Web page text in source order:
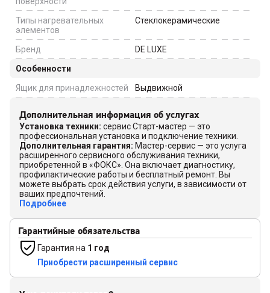
Типы нагревательных
элементов
Стеклокерамические
Бренд
DE LUXE
Особенности
Ящик для принадлежностей
Выдвижной
Дополнительная информация об услугах
Установка техники: сервис Старт-мастер — это
профессиональная установка и подключение техники.
Дополнительная гарантия: Мастер-сервис — это услуга
расширенного сервисного обслуживания техники,
приобретенной в «ФОКС». Она включает диагностику,
профилактические работы и бесплатный ремонт. Вы
можете выбрать срок действия услуги, в зависимости от
ваших предпочтений.
Подробнее
Гарантийные обязательства
Гарантия на 1 год
Приобрести расширенный сервис